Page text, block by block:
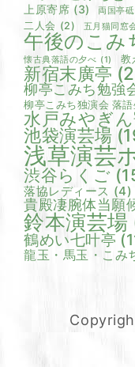
上原寄席 (3) 両国亭
二人会 (2) 五月猫同窓
午後のこみ
懐古典落語の夕べ (1) 教
新宿末廣亭
柳亭こみち勉強
柳亭こみち独演会 落語
水戸みやぎ
池袋演芸場
浅草演芸
渋谷らくご
落協レディース (4)
貴殿凄腕体当願
鈴本演芸場
鶴めい七叶亭
龍玉・馬玉・こみ